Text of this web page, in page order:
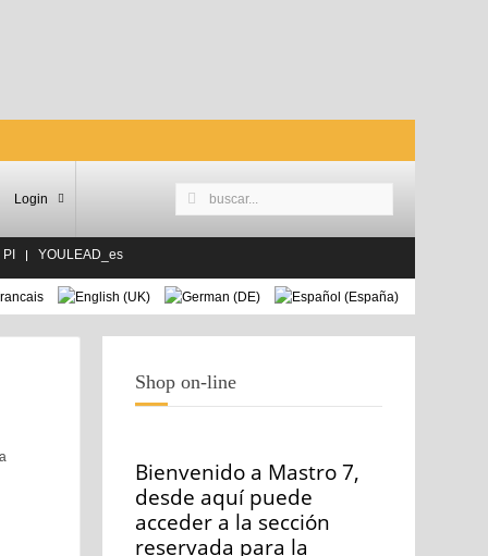
Login
YOULEAD_es
Shop on-line
Bienvenido a Mastro 7,
desde aquí puede
acceder a la sección
reservada para la